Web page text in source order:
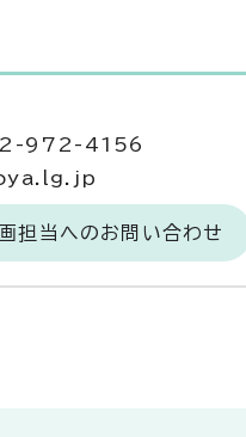
972-4156
担当へのお問い合わせ